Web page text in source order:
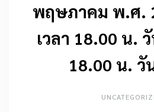
พฤษภาคม พ.ศ.
เวลา 18.00 น.
18.00 น. วั